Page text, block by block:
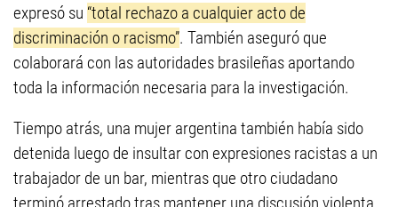
expresó su “total rechazo a cualquier acto de
discriminación o racismo”. También aseguró que
colaborará con las autoridades brasileñas aportando
toda la información necesaria para la investigación.
Tiempo atrás, una mujer argentina también había sido
detenida luego de insultar con expresiones racistas a un
trabajador de un bar, mientras que otro ciudadano